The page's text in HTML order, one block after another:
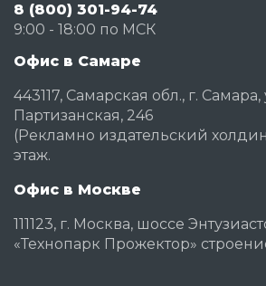
8 (800) 301-94-74
9:00 - 18:00 по МСК
Офис в Самаре
443117, Самарская обл., г. Самара,
Партизанская, 246
(Рекламно издательский
этаж.
Офис в Москве
111123, г. Москва, шоссе
«Технопарк Прожектор»